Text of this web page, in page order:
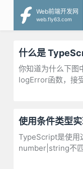
Web前端开发网
web.fly63.com
什么是
你知道为什么下图
logError函数，接
使用条件类型
TypeScript是使用
number|string不